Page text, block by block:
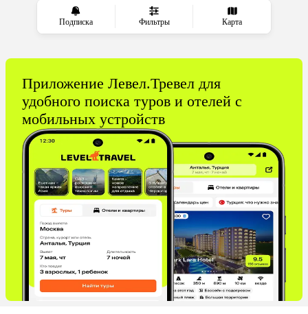
Подписка Фильтры Карта
Приложение Левел.Тревел для
удобного поиска туров и отелей с
мобильных устройств